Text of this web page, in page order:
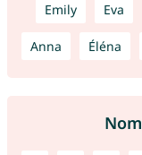
Emily Eva
Anna Éléna